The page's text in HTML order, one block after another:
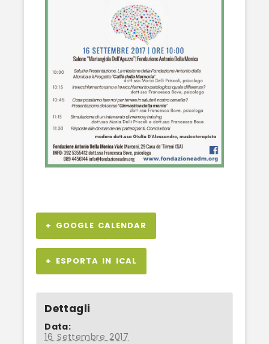
+ GOOGLE CALENDAR
+ ESPORTA IN ICAL
Dettagli
Data:
16 Settembre 2017